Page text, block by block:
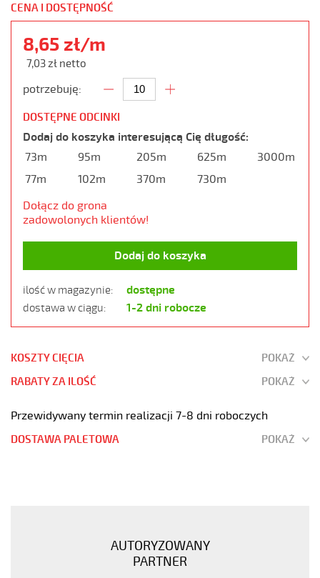
CENA I DOSTĘPNOŚĆ
8,65 zł/m
7,03 zł netto
potrzebuję:
DOSTĘPNE ODCINKI
Dodaj do koszyka interesującą Cię długość:
73m
77m
95m
102m
205m
370m
625m
730m
3000m
Dołącz do grona
zadowolonych klientów!
Dodaj do koszyka
ilość w magazynie: dostępne
dostawa w ciągu: 1-2 dni robocze
KOSZTY CIĘCIA
POKAŻ
RABATY ZA ILOŚĆ
POKAŻ
Przewidywany termin realizacji 7-8 dni roboczych
DOSTAWA PALETOWA POKAŻ
AUTORYZOWANY
PARTNER